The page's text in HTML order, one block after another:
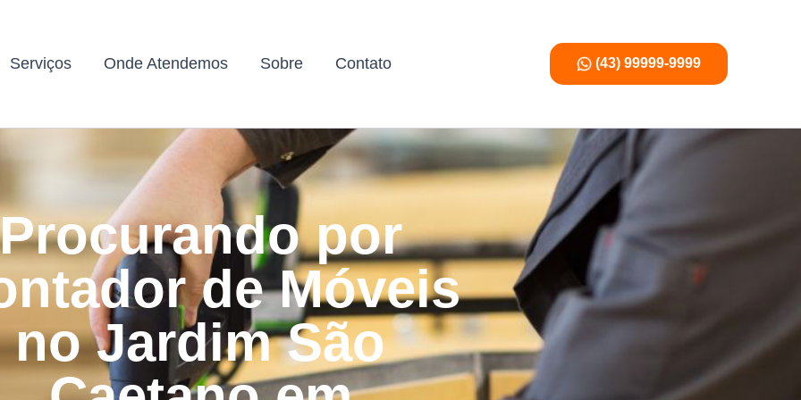
Serviços Onde Atendemos Sobre Contato (43) 99999-9999
por
de Móveis
no Jardim São